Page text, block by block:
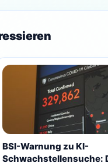
BSI-Warnung zu KI-
Schwachstellensuche: